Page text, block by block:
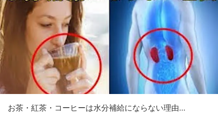
お茶・紅茶・コーヒーは水分補給にならない理由…